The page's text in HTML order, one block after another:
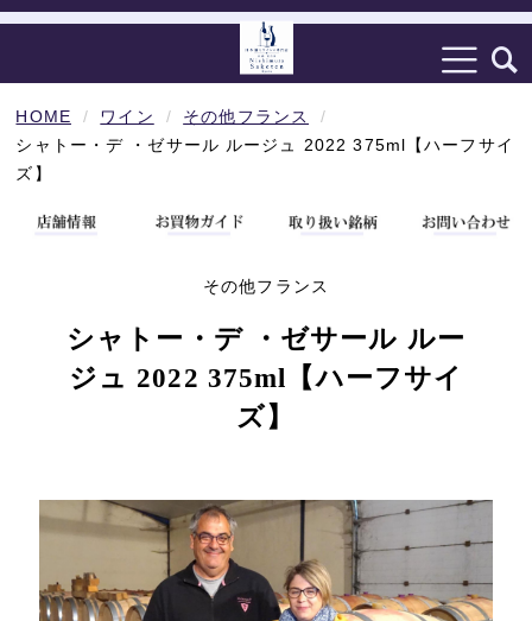
HOME ワイン
その他フランス
シャトー・デ ・ゼサール ルージュ 2022 375ml【ハーフサイ
ズ】
その他フランス
シャトー・デ ・ゼサール ルー
ジュ 2022 375ml【ハーフサイ
ズ】